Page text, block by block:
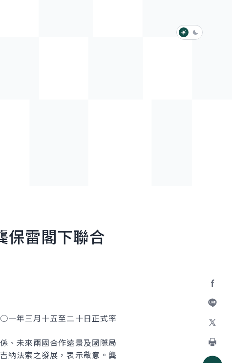
淺色模式
深色模式
加入好
列印
保雷閣下聯合
一年三月十五至二十日正式率
、未來兩國合作遠景及國際局
納法索之發展，表示敬意。龔